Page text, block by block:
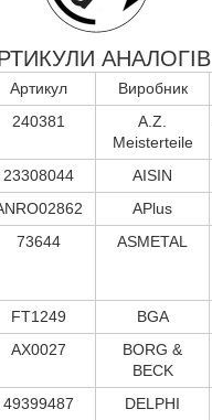
АНАЛОГІВ
Артикул Виробник
240381
A.Z.
Meisterteile
23308044 AISIN
APlus
73644 ASMETAL
FT1249 BGA
AX0027
BORG &
BECK
49399487 DELPHI